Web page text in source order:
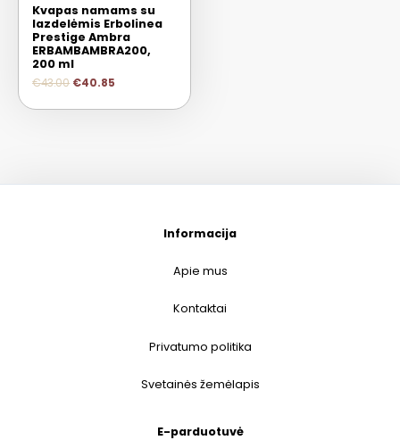
Kvapas namams su
lazdelėmis Erbolinea
Prestige Ambra
ERBAMBAMBRA200,
200 ml
€43.00 €40.85
Informacija
Apie mus
Kontaktai
Privatumo politika
Svetainės žemėlapis
E-parduotuvė